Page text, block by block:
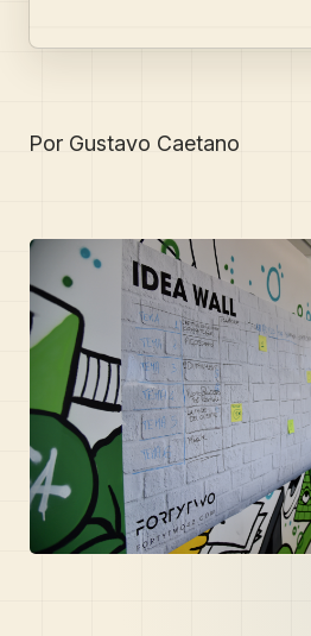
Por Gustavo Caetano